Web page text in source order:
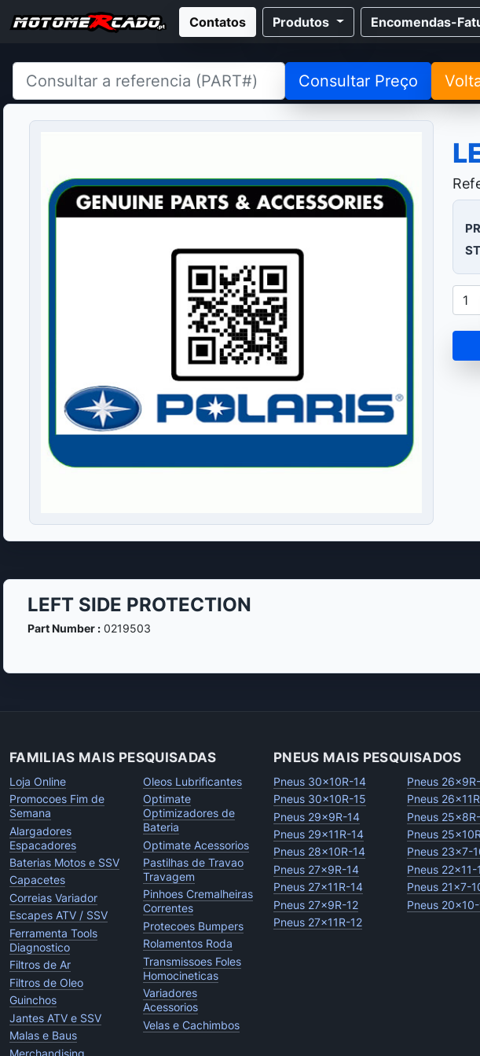
Contatos Produtos Encomendas-
Consultar Preço
LEFT SIDE PROTECTION
Part Number :0219503
FAMILIAS MAIS PESQUISADAS
Loja Online
Promocoes Fim de
Semana
Alargadores
Espacadores
Baterias Motos e SSV
Capacetes
Correias Variador
Escapes ATV / SSV
Ferramenta Tools
Diagnostico
Filtros de Ar
Filtros de Oleo
Guinchos
Jantes ATV e SSV
Malas e Baus
Merchandising
Oleos Lubrificantes
Optimate
Optimizadores de
Bateria
Optimate Acessorios
Pastilhas de Travao
Travagem
Pinhoes Cremalheiras
Correntes
Protecoes Bumpers
Rolamentos Roda
Transmissoes Foles
Homocineticas
Variadores
Acessorios
Velas e Cachimbos
PNEUS MAIS PESQUISADOS
Pneus 30x10R-14
Pneus 30x10R-15
Pneus 29x9R-14
Pneus 29x11R-14
Pneus 28x10R-14
Pneus 27x9R-14
Pneus 27x11R-14
Pneus 27x9R-12
Pneus 27x11R-12
Pneus
Pneus
Pneus
Pneus
Pneus 23x7-
Pneus 22x11-
Pneus 21x7-
Pneus